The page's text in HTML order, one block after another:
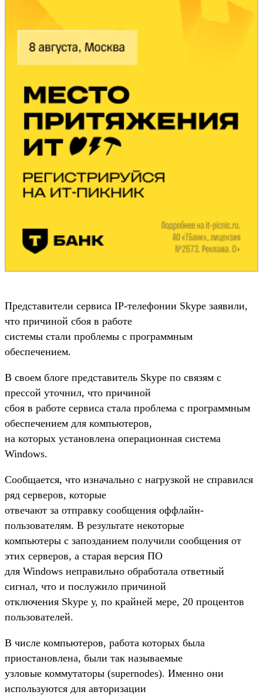
Представители сервиса IP-телефонии Skype заявили,
что причиной сбоя в работе
системы стали проблемы с программным
обеспечением.
В своем блоге представитель Skype по связям с
прессой уточнил, что причиной
сбоя в работе сервиса стала проблема с программным
обеспечением для компьютеров,
на которых установлена операционная система
Windows.
Сообщается, что изначально с нагрузкой не справился
ряд серверов, которые
отвечают за отправку сообщения оффлайн-
пользователям. В результате некоторые
компьютеры с запозданием получили сообщения от
этих серверов, а старая версия ПО
для Windows неправильно обработала ответный
сигнал, что и послужило причиной
отключения Skype у, по крайней мере, 20 процентов
пользователей.
В числе компьютеров, работа которых была
приостановлена, были так называемые
узловые коммутаторы (supernodes). Именно они
используются для авторизации